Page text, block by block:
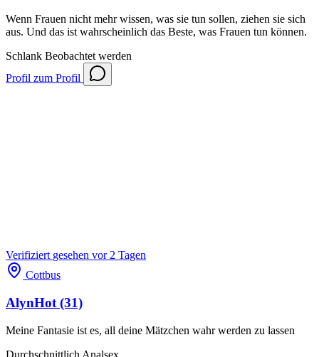
Wenn Frauen nicht mehr wissen, was sie tun sollen, ziehen sie sich
aus. Und das ist wahrscheinlich das Beste, was Frauen tun können.
Schlank Beobachtet werden
Profil zum Profil
Verifiziert gesehen vor 2 Tagen
Cottbus
AlynHot (31)
Meine Fantasie ist es, all deine Mätzchen wahr werden zu lassen
Durchschnittlich Analsex